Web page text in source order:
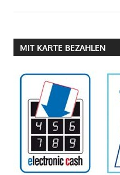
MIT KARTE BEZAHLEN